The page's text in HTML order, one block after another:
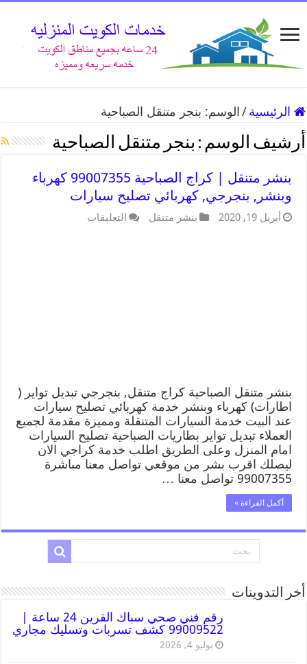
الرئيسية / الوسم: بنجر متنقل الصباحية
أرشيف الوسم : بنجر متنقل الصباحية
بنشر متنقل | كراج الصباحية 99007355 كهرباء
وبنشر, بنجرجي, كهربائي تصليح سيارات
أبريل 19, 2020 بنشر متنقل التعليقات
بنشر متنقل الصباحية كراج متنقل, بنجرجي تبديل تواير (
اطارات) كهرباء وبنشر خدمة كهربائي تصليح سيارات
عند البيت خدمة السيارات المتنقلة ومميزة مقدمة لجميع
العملاء تبديل تواير بطاريات الصباحية تصليح السيارات
امام المنزل وعلى الطريق اطلب خدمة كراجي الان
ليصلك اقرب بشر من موقعي تواصل معنا مباشرة
99007355 تواصل معنا …
أكمل القراءة »
أخر التدوينات
رقم فني صحي سباك القرين 24 ساعة |
99009522 كشف تسربات وتسليك مجاري
يوليو 4, 2026